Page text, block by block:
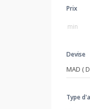
Prix
Devise
Type